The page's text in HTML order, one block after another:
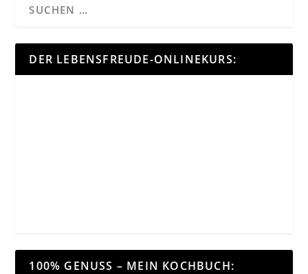
DER LEBENSFREUDE-ONLINEKURS:
100% GENUSS – MEIN KOCHBUCH: